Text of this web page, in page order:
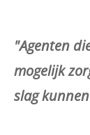
"Agenten
mogelijk
slag